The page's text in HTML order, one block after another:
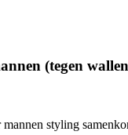
(tegen
styling